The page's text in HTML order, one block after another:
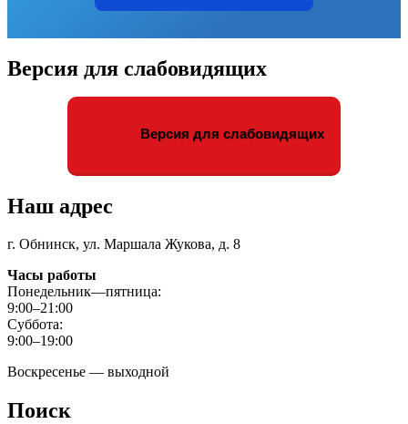
Версия для слабовидящих
Версия для слабовидящих
Наш адрес
г. Обнинск, ул. Маршала Жукова, д. 8
Часы работы
Понедельник—пятница:
9:00–21:00
Суббота:
9:00–19:00
Воскресенье — выходной
Поиск